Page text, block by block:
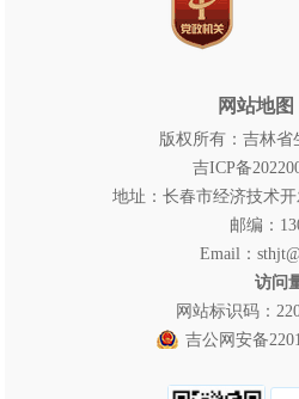
网站地图
版权所有：吉林省
吉ICP备
地址：长春市经济技术
邮编：
Email：
访问
网站标识码：
吉公网安备